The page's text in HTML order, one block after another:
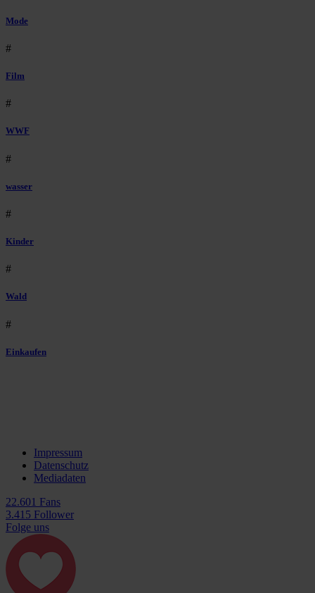
Mode
#
Film
#
WWF
#
wasser
#
Kinder
#
Wald
#
Einkaufen
Impressum
Datenschutz
Mediadaten
22.601 Fans
3.415 Follower
Folge uns